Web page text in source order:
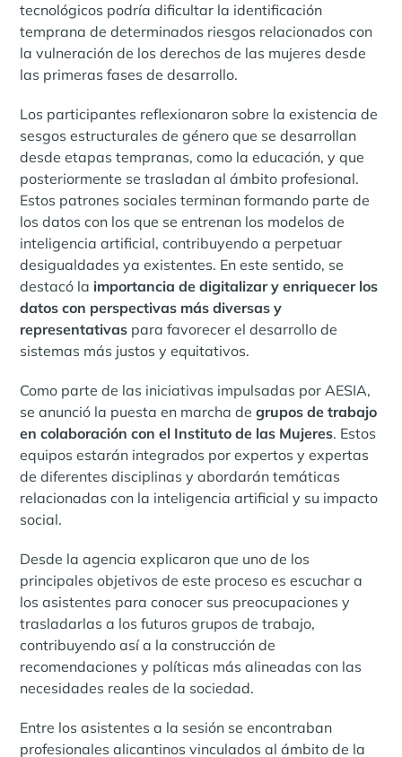
tecnológicos podría dificultar la identificación
temprana de determinados riesgos relacionados con
la vulneración de los derechos de las mujeres desde
las primeras fases de desarrollo.
Los participantes reflexionaron sobre la existencia de
sesgos estructurales de género que se desarrollan
desde etapas tempranas, como la educación, y que
posteriormente se trasladan al ámbito profesional.
Estos patrones sociales terminan formando parte de
los datos con los que se entrenan los modelos de
inteligencia artificial, contribuyendo a perpetuar
desigualdades ya existentes. En este sentido, se
destacó la importancia de digitalizar y enriquecer los
datos con perspectivas más diversas y
representativas para favorecer el desarrollo de
sistemas más justos y equitativos.
Como parte de las iniciativas impulsadas por AESIA,
se anunció la puesta en marcha degrupos de trabajo
en colaboración con el Instituto de las Mujeres. Estos
equipos estarán integrados por expertos y expertas
de diferentes disciplinas y abordarán temáticas
relacionadas con la inteligencia artificial y su impacto
social.
Desde la agencia explicaron que uno de los
principales objetivos de este proceso es escuchar a
los asistentes para conocer sus preocupaciones y
trasladarlas a los futuros grupos de trabajo,
contribuyendo así a la construcción de
recomendaciones y políticas más alineadas con las
necesidades reales de la sociedad.
Entre los asistentes a la sesión se encontraban
profesionales alicantinos vinculados al ámbito de la